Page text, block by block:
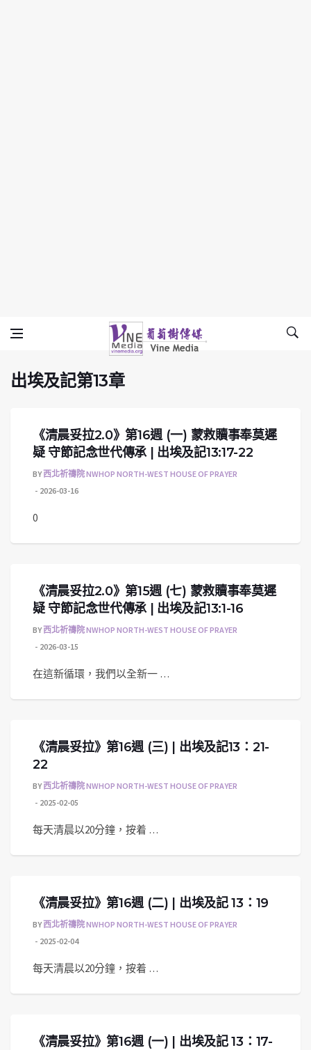
出埃及記第13章
Vine Media
葡萄樹傳媒
出埃及記第13章
《清晨妥拉2.0》第16週 (一) 蒙救贖事奉莫遲
疑 守節記念世代傳承 | 出埃及記13:17-22
BY西北祈禱院 NWHOP NORTH-WEST HOUSE OF PRAYER
2026-03-16
0
《清晨妥拉2.0》第15週 (七) 蒙救贖事奉莫遲
疑 守節記念世代傳承 | 出埃及記13:1-16
BY西北祈禱院 NWHOP NORTH-WEST HOUSE OF PRAYER
2026-03-15
在這新循環，我們以全新一 …
《清晨妥拉》第16週 (三) | 出埃及記13：21-
22
BY西北祈禱院 NWHOP NORTH-WEST HOUSE OF PRAYER
2025-02-05
每天清晨以20分鐘，按着 …
《清晨妥拉》第16週 (二) | 出埃及記 13：19
BY西北祈禱院 NWHOP NORTH-WEST HOUSE OF PRAYER
2025-02-04
每天清晨以20分鐘，按着 …
《清晨妥拉》第16週 (一) | 出埃及記 13：17-